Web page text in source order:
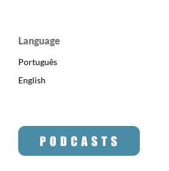
Language
Português
English